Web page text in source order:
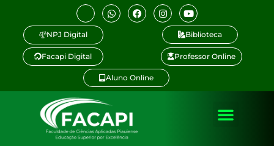
NPJ Digital Biblioteca
Facapi Digital Professor Online
Aluno Online